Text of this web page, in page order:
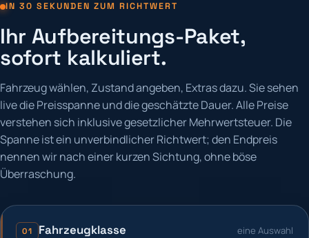
IN 30 SEKUNDEN ZUM RICHTWERT
Ihr Aufbereitungs-Paket,
sofort kalkuliert.
Fahrzeug wählen, Zustand angeben, Extras dazu. Sie sehen
live die Preisspanne und die geschätzte Dauer. Alle Preise
verstehen sich inklusive gesetzlicher Mehrwertsteuer. Die
Spanne ist ein unverbindlicher Richtwert; den Endpreis
nennen wir nach einer kurzen Sichtung, ohne böse
Überraschung.
01 Fahrzeugklasse eine Auswahl